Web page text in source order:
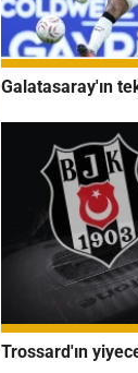
Galatasaray'ın
Trossard'ın